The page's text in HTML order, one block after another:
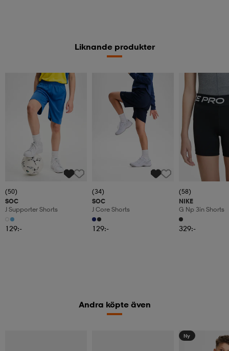
Liknande produkter
(50)
SOC
J Supporter Shorts
129:-
(34)
SOC
J Core Shorts
129:-
(58)
NIKE
G Np 3in Shorts
329:-
Andra köpte även
Ny